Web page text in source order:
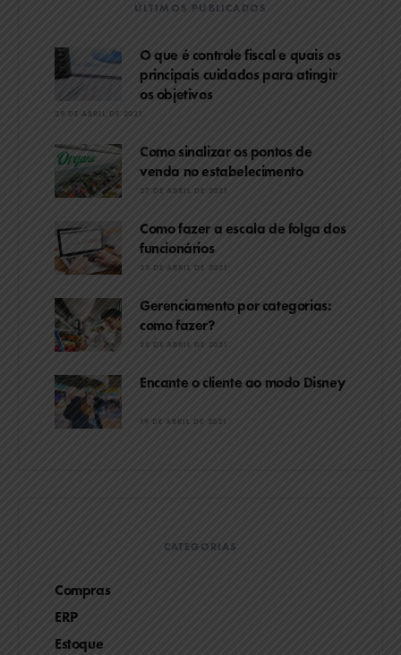
ÚLTIMOS PUBLICADOS
O que é controle fiscal e quais os
principais cuidados para atingir
os objetivos
29 DE ABRIL DE 2021
Como sinalizar os pontos de
venda no estabelecimento
27 DE ABRIL DE 2021
Como fazer a escala de folga dos
funcionários
22 DE ABRIL DE 2021
Gerenciamento por categorias:
como fazer?
20 DE ABRIL DE 2021
Encante o cliente ao modo Disney
19 DE ABRIL DE 2021
CATEGORIAS
Compras
ERP
Estoque